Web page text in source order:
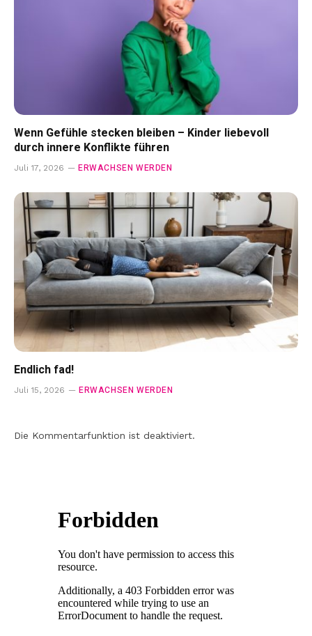
Wenn Gefühle stecken bleiben – Kinder liebevoll
durch innere Konflikte führen
Juli 17, 2026 ERWACHSEN WERDEN
Endlich fad!
Juli 15, 2026 ERWACHSEN WERDEN
Die Kommentarfunktion ist deaktiviert.